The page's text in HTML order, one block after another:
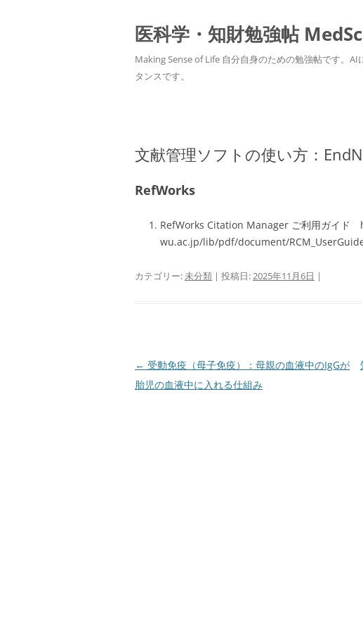
医科学・知財勉強帖
Making Sense of Life 自分自身のための勉強帖です。
タンスです。
文献管理ソフトの使い方：
RefWorks
RefWorks Citation Manager ご利用ガイ
wu.ac.jp/lib/pdf/document/
カテゴリー:未分類 | 投稿日:2025年11月6日 |
投
稿
← 受動免疫（母子免疫）：母親の血液中のIgGが
胎児の血液中に入れる仕組み